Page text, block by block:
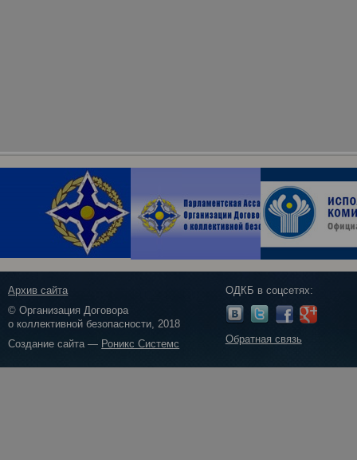
Архив сайта
© Организация Договора
о коллективной безопасности, 2018
Создание сайта — Роникс Системс
ОДКБ в соцсетях:
Обратная связь